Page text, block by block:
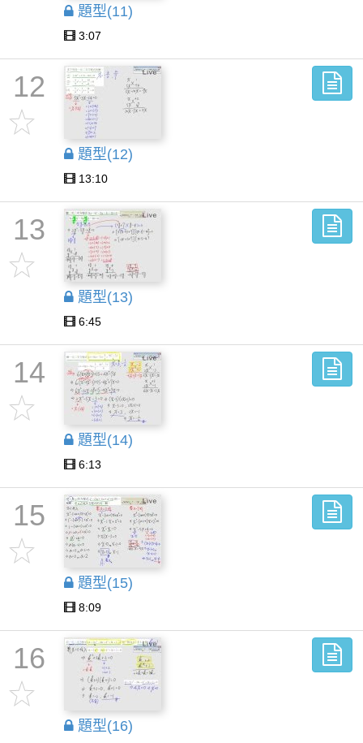
題型(11)
3:07
12
題型(12)
13:10
13
題型(13)
6:45
14
題型(14)
6:13
15
題型(15)
8:09
16
題型(16)